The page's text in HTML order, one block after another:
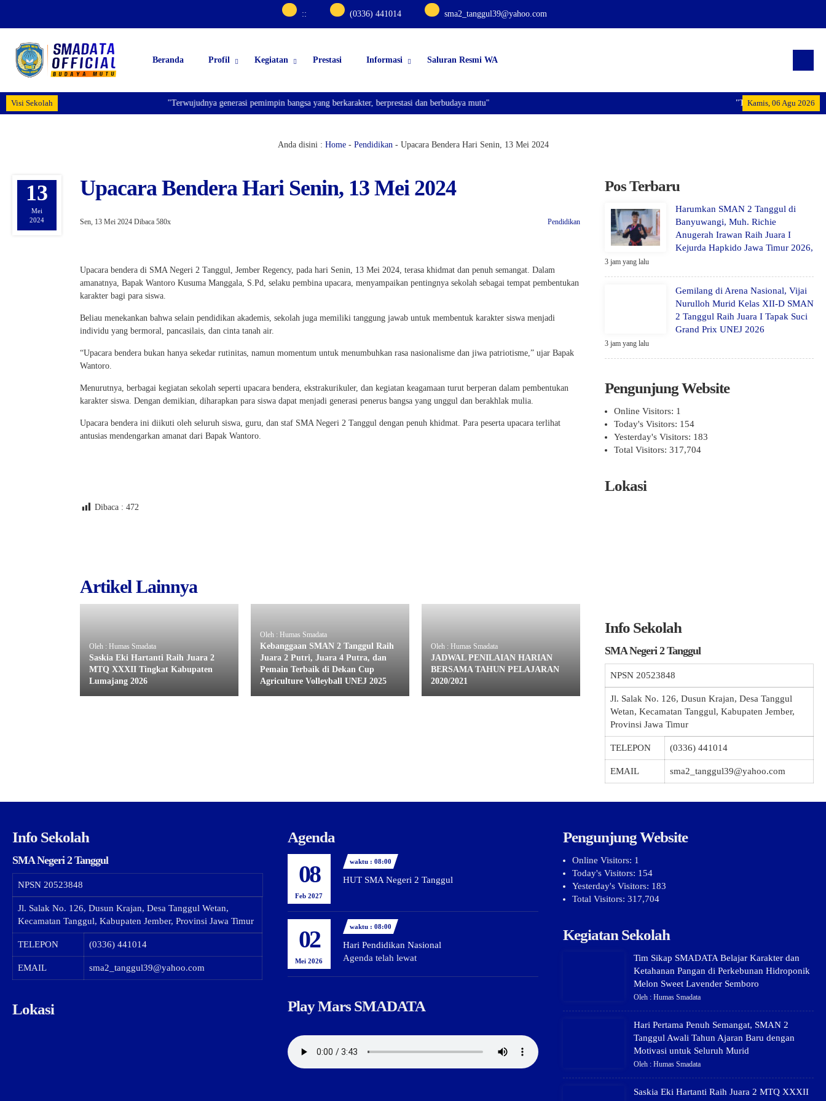
:: (0336) 441014 sma2_tanggul39@yahoo.com
Beranda Profil Kegiatan Prestasi Informasi Saluran Resmi WA
Visi Sekolah Kamis, 06 Agu 2026
"Terwujudnya generasi
"Terwujudnya generasi pemimpin bangsa yang berkarakter, berprestasi dan berbudaya mutu"
Anda disini : Home- Pendidikan- Upacara Bendera Hari Senin, 13 Mei 2024
13
Mei
2024
Upacara Bendera Hari Senin, 13 Mei 2024
Sen, 13 Mei 2024 Dibaca 580x Pendidikan
Upacara bendera di SMA Negeri 2 Tanggul, Jember Regency, pada hari Senin, 13 Mei 2024, terasa khidmat dan penuh semangat. Dalam
amanatnya, Bapak Wantoro Kusuma Manggala, S.Pd, selaku pembina upacara, menyampaikan pentingnya sekolah sebagai tempat pembentukan
karakter bagi para siswa.
Beliau menekankan bahwa selain pendidikan akademis, sekolah juga memiliki tanggung jawab untuk membentuk karakter siswa menjadi
individu yang bermoral, pancasilais, dan cinta tanah air.
“Upacara bendera bukan hanya sekedar rutinitas, namun momentum untuk menumbuhkan rasa nasionalisme dan jiwa patriotisme,” ujar Bapak
Wantoro.
Menurutnya, berbagai kegiatan sekolah seperti upacara bendera, ekstrakurikuler, dan kegiatan keagamaan turut berperan dalam pembentukan
karakter siswa. Dengan demikian, diharapkan para siswa dapat menjadi generasi penerus bangsa yang unggul dan berakhlak mulia.
Upacara bendera ini diikuti oleh seluruh siswa, guru, dan staf SMA Negeri 2 Tanggul dengan penuh khidmat. Para peserta upacara terlihat
antusias mendengarkan amanat dari Bapak Wantoro.
Dibaca : 472
Artikel Lainnya
Oleh : Humas Smadata
Saskia Eki Hartanti Raih Juara 2
MTQ XXXII Tingkat Kabupaten
Lumajang 2026
Oleh : Humas Smadata
Kebanggaan SMAN 2 Tanggul Raih
Juara 2 Putri, Juara 4 Putra, dan
Pemain Terbaik di Dekan Cup
Agriculture Volleyball UNEJ 2025
Oleh : Humas Smadata
JADWAL PENILAIAN HARIAN
BERSAMA TAHUN PELAJARAN
2020/2021
Pos Terbaru
Harumkan SMAN 2 Tanggul di
Banyuwangi, Muh. Richie
Anugerah Irawan Raih Juara I
Kejurda Hapkido Jawa Timur 2026,
3 jam yang lalu
Gemilang di Arena Nasional, Vijai
Nurulloh Murid Kelas XII-D SMAN
2 Tanggul Raih Juara I Tapak Suci
Grand Prix UNEJ 2026
3 jam yang lalu
Pengunjung Website
Online Visitors: 1
Today's Visitors: 154
Yesterday's Visitors: 183
Total Visitors: 317,704
Lokasi
Info Sekolah
SMA Negeri 2 Tanggul
NPSN 20523848
Jl. Salak No. 126, Dusun Krajan, Desa Tanggul
Wetan, Kecamatan Tanggul, Kabupaten Jember,
Provinsi Jawa Timur
TELEPON (0336) 441014
EMAIL sma2_tanggul39@yahoo.com
Info Sekolah
SMA Negeri 2 Tanggul
NPSN 20523848
Jl. Salak No. 126, Dusun Krajan, Desa Tanggul Wetan,
Kecamatan Tanggul, Kabupaten Jember, Provinsi Jawa Timur
TELEPON (0336) 441014
EMAIL sma2_tanggul39@yahoo.com
Lokasi
Agenda
08
Feb 2027
waktu : 08:00
HUT SMA Negeri 2 Tanggul
02
Mei 2026
waktu : 08:00
Hari Pendidikan Nasional
Agenda telah lewat
Play Mars SMADATA
Pengunjung Website
Online Visitors: 1
Today's Visitors: 154
Yesterday's Visitors: 183
Total Visitors: 317,704
Kegiatan Sekolah
Tim Sikap SMADATA Belajar Karakter dan
Ketahanan Pangan di Perkebunan Hidroponik
Melon Sweet Lavender Semboro
Oleh : Humas Smadata
Hari Pertama Penuh Semangat, SMAN 2
Tanggul Awali Tahun Ajaran Baru dengan
Motivasi untuk Seluruh Murid
Oleh : Humas Smadata
Saskia Eki Hartanti Raih Juara 2 MTQ XXXII